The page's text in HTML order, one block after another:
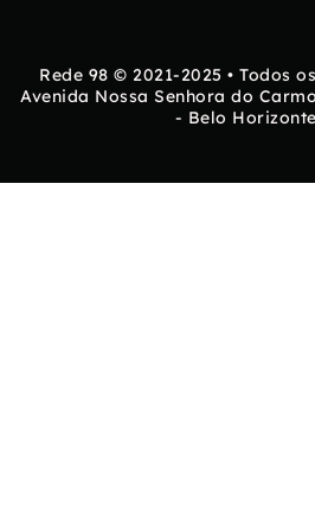
Rede 98 © 2021-2025 • Todos
Avenida Nossa Senhora do
- Belo